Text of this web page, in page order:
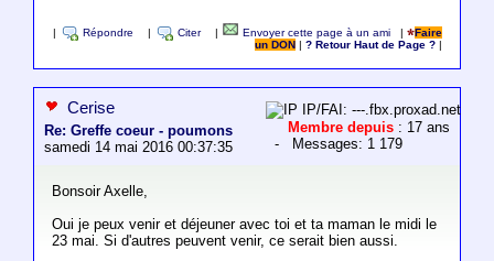
Répondre Citer Envoyer cette page à un ami |
Faire
un DON
|? Retour Haut de Page ?
Cerise
Re: Greffe coeur - poumons
samedi 14 mai 2016 00:37:35
IP/FAI: ---.fbx.proxad.net
Membre depuis : 17 ans
- Messages: 1 179
Bonsoir Axelle,
Oui je peux venir et déjeuner avec toi et ta maman le midi le
23 mai. Si d'autres peuvent venir, ce serait bien aussi.